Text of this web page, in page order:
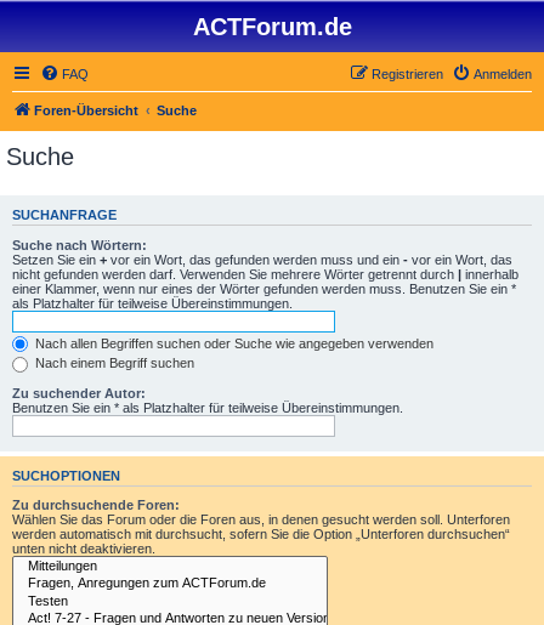
ACTForum.de
FAQ Anmelden
Registrieren
Foren-Übersicht Suche
Suche
SUCHANFRAGE
Suche nach Wörtern:
Setzen Sie ein + vor ein Wort, das gefunden werden muss und ein - vor ein Wort, das
nicht gefunden werden darf. Verwenden Sie mehrere Wörter getrennt durch | innerhalb
einer Klammer, wenn nur eines der Wörter gefunden werden muss. Benutzen Sie ein *
als Platzhalter für teilweise Übereinstimmungen.
Nach allen Begriffen suchen oder Suche wie angegeben verwenden
Nach einem Begriff suchen
Zu suchender Autor:
Benutzen Sie ein * als Platzhalter für teilweise Übereinstimmungen.
SUCHOPTIONEN
Zu durchsuchende Foren:
Wählen Sie das Forum oder die Foren aus, in denen gesucht werden soll. Unterforen
werden automatisch mit durchsucht, sofern Sie die Option „Unterforen durchsuchen“
unten nicht deaktivieren.